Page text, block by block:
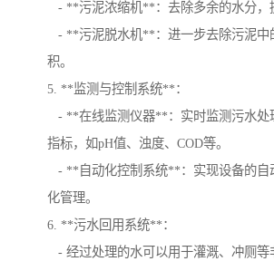
- **污泥浓缩机**：去除多余的水分，
- **污泥脱水机**：进一步去除污泥中
积。
5. **监测与控制系统**：
- **在线监测仪器**：实时监测污水处
指标，如pH值、浊度、COD等。
- **自动化控制系统**：实现设备的自
化管理。
6. **污水回用系统**：
- 经过处理的水可以用于灌溉、冲厕等